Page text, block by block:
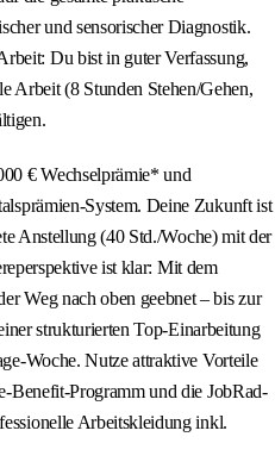
und sensorischer Diagnostik.
Du bist in guter Verfassung,
Arbeit (8 Stunden Stehen/Gehen,
€ Wechselprämie* und
System. Deine Zukunft ist
Anstellung (40 Std./Woche) mit der
ist klar: Mit dem
Weg nach oben geebnet – bis zur
strukturierten Top-Einarbeitung
Woche. Nutze attraktive Vorteile
Benefit-Programm und die JobRad-
Arbeitskleidung inkl.